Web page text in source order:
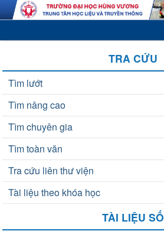
TRA CỨU
Tìm lướt
Tìm nâng cao
Tìm chuyên gia
Tìm toàn văn
Tra cứu liên thư viện
Tài liệu theo khóa học
TÀI LIỆU SỐ